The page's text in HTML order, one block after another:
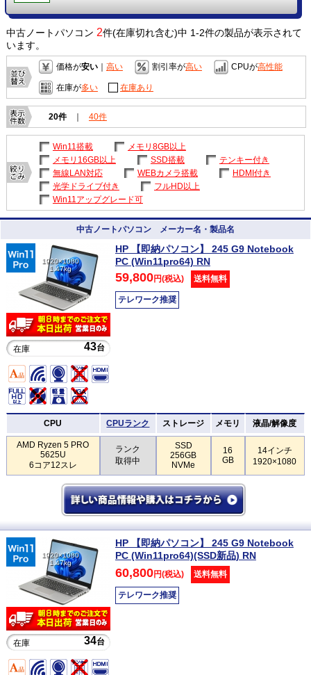
中古ノートパソコン 2件(在庫切れ含む)中 1-2件の製品が表示されて
います。
価格が安い｜ 高い 割引率が高い CPUが高性能
在庫が多い 在庫あり
20件 ｜ 40件
Win11搭載
メモリ8GB以上
メモリ16GB以上
SSD搭載
テンキー付き
無線LAN対応
WEBカメラ搭載
HDMI付き
光学ドライブ付き
フルHD以上
Win11アップグレード可
中古ノートパソコン メーカー名・製品名
1920×1080
1.47kg
在庫 43台
HP 【即納パソコン】 245 G9 Notebook
PC (Win11pro64) RN
59,800円(税込) 送料無料
テレワーク推奨
CPU CPUランク ストレージ メモリ 液晶/解像度
AMD Ryzen 5 PRO
5625U
6コア12スレ
ランク
取得中
SSD
256GB
NVMe
16
GB
14インチ
1920×1080
1920×1080
1.47kg
在庫 34台
HP 【即納パソコン】 245 G9 Notebook
PC (Win11pro64)(SSD新品) RN
60,800円(税込) 送料無料
テレワーク推奨